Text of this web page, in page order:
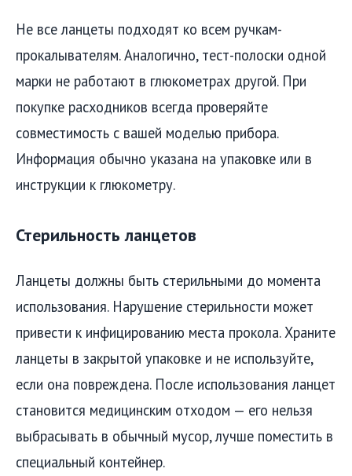
Не все ланцеты подходят ко всем ручкам-
прокалывателям. Аналогично, тест-полоски одной
марки не работают в глюкометрах другой. При
покупке расходников всегда проверяйте
совместимость с вашей моделью прибора.
Информация обычно указана на упаковке или в
инструкции к глюкометру.
Стерильность ланцетов
Ланцеты должны быть стерильными до момента
использования. Нарушение стерильности может
привести к инфицированию места прокола. Храните
ланцеты в закрытой упаковке и не используйте,
если она повреждена. После использования ланцет
становится медицинским отходом — его нельзя
выбрасывать в обычный мусор, лучше поместить в
специальный контейнер.